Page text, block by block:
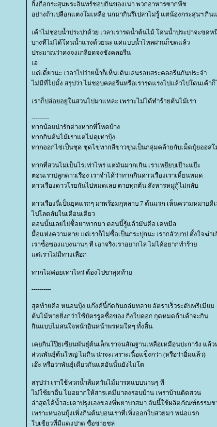
กิ้งกือกระสุนพระอินทร์ชอบกินของเน่า พวกอาหารซากพืช
อย่างถ้าเปลือกแตงโมเหลือ นกมากินรึเปล่าไม่รู้ แต่น้องกระสุนฯ กิน
เค้าไม่ชอบน้ำประปาด้วย เวลาเรารดน้ำต้นไม้ โดนน้ำประปาจะขดห
บางทีไม่ได้โดนน้ำแรงด้วยนะ แค่แบบน้ำไหลผ่านก็ขดแล้ว
ประมาณว่าคงจงเกลียดจงชังคลอรีน
เอ
ต่เดี๋ยวนะ เวลาไปว่ายน้ำก็เห็นเดินเล่นรอบสระคลอรีนกันประจำ
ไม่มีที่ไปมั้ง สรุปว่า ไม่ชอบคลอรีนหรือเรารดแรงไปแล้วไปโดนเค้าก็
เราก็ปล่อยอยู่ในสวนไปมาแหละ เพราะไม่ได้ทำร้ายต้นไม้เรา
---------
ทากน้อยน่ารักต่างหากที่โหดบ้าง
ทากกินต้นไม้เราแต่ไม่ดุเท่าบุ้ง
ทากออกไข่เป็นชุด ชุดไข่ทากสีขาวขุ่นเป็นกลุ่มคล้ายกับเม็ดปุ๋ยออสโ
ทากที่สวนไม่เป็นไรเท่าไหร่ แต่มันมากเกิน เราเหยียบเป๊าะแป๊ะ
ตอนเราปลูกดาวเรือง เราจำได้ว่าทากกินดาวเรืองเราเหี้ยนหมด
ดาวเรืองดาวโรยกันไปหมดเลย ตายทุกต้น สังหารหมู่กู้ไม่กลับ
ดาวเรืองนี่เป็นยุคแรกๆ มาพร้อมกุหลาบ 7 ต้นแรก เห็นความหมายดี
ไปโลดลับในเดือนเดียว
ตอนนั้นเลยไปซื้อยาทากมา ตอนนี้รู้แล้วมันคือ เดทมีล
มื้อแห่งความตาย แต่เราก็ไม่ซื้อเป็นกระปุกนะ เรากลัวบาป ตั้งใจฆ่า
เราซ์้อซองแบ่งนานๆ ที เอาจริงเราอยากไล่ ไม่ได้อยากทำร้า
ต่เราไม่มีทางเลือก
ทากไม่ค่อยเท่าไหร่ ต้องไปขาสุดท้า
----------
สุดท้ายคือ หนอนบุ้ง แก๊งค์นี้กัดกินถล่มทลาย อัตราเร็วระดับพรีเมียม
ต้นไม้หายยิ่งกว่าใช้บัตรรูดซื้อของ กิ่งใบดอก กุดหมดถ้าเค้าจะกิน
กินแบบไม่สนใจหน้าอินหน้าพรหมใดๆ ทั้งสิ้น
เคยกินโป๊ยเซียนพันธุ๋ต้นเล็กเราจนสัณฐานเหลือเหมือนปะการัง แล้
ส่วนพันธุ์ต้นใหญ่ ไม่กิน น่าจะเพราะเนื้อแข็งกว่า (หรือว่าอิ่มแล้ว)
เอ๊ะ หรือว่าพันธุ์เดียวกันแต่อันนั้นยังไม่โต
สรุปว่า เราใช้พวกน้ำส้มควันไม้มารดแบบนานๆ ที
ไม่ใช้ยาอื่น ไม่อยากให้สารเคมีมาลงรอบบ้าน เพราบ้านติดสวน
ล่าสุดได้น้ำสะเดาปรุงเองของพี่พยาบาสมา อันนี้ใช้ผลิตภัณฑ์ธรรมช
เพราะหนอนบุ้งเพิ่งกินต้นบอนเราที่เพิ่งออกใบสวยมา หน่อแรก
บเขียวที่มีแดงปาด ชื่อชายชล